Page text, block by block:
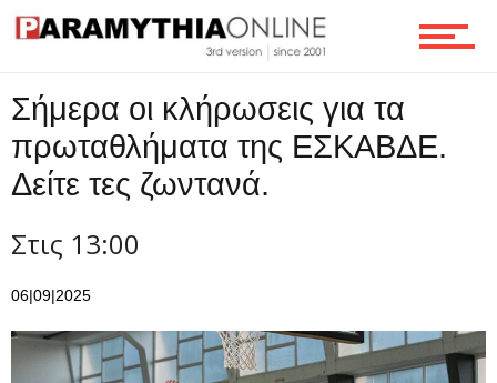
Τεχνολογία
Ροή
Επικοινωνία
Σήμερα οι κλήρωσεις για τα
πρωταθλήματα της ΕΣΚΑΒΔΕ.
Δείτε τες ζωντανά.
Στις 13:00
06|09|2025